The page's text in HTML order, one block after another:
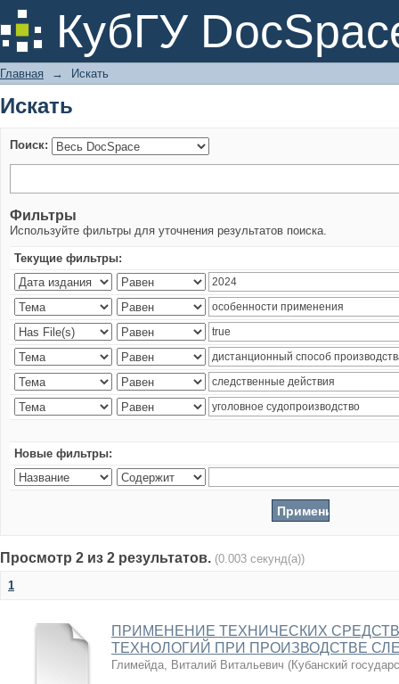
КубГУ
Искать
Главная → Искать
Искать
Поиск:
Фильтры
Используйте фильтры для уточнения результатов поиска.
Текущие фильтры:
Новые фильтры:
Просмотр 2 из 2 результатов. (0.003 секунд(а))
1
ПРИМЕНЕНИЕ ТЕХНИЧЕСКИХ
ТЕХНОЛОГИЙ ПРИ ПРОИЗВОДСТВЕ
Глимейда, Виталий Витальевич (Кубанский